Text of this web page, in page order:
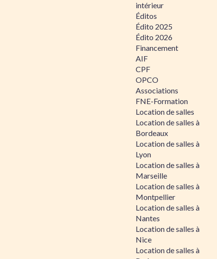
intérieur
Éditos
Édito 2025
Édito 2026
Financement
AIF
CPF
OPCO
Associations
FNE-Formation
Location de salles
Location de salles à
Bordeaux
Location de salles à
Lyon
Location de salles à
Marseille
Location de salles à
Montpellier
Location de salles à
Nantes
Location de salles à
Nice
Location de salles à